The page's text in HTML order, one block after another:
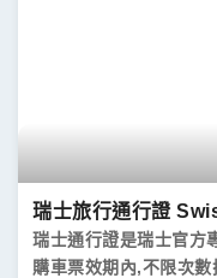
瑞士旅行通行證
瑞士通行證是瑞士官方
購車票效期內,不限次